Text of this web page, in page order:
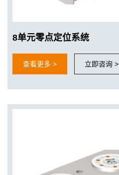
8单元零点定位系统
查看更多 > 立即咨询 >